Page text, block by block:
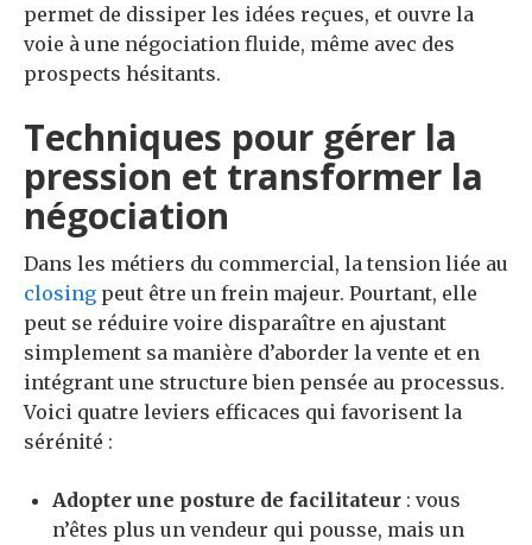
permet de dissiper les idées reçues, et ouvre la
voie à une négociation fluide, même avec des
prospects hésitants.
Techniques pour gérer la
pression et transformer la
négociation
Dans les métiers du commercial, la tension liée au
closing peut être un frein majeur. Pourtant, elle
peut se réduire voire disparaître en ajustant
simplement sa manière d’aborder la vente et en
intégrant une structure bien pensée au processus.
Voici quatre leviers efficaces qui favorisent la
sérénité :
Adopter une posture de facilitateur : vous
n’êtes plus un vendeur qui pousse, mais un